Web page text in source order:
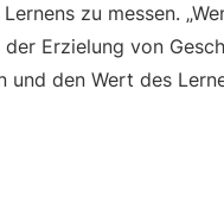
zu messen.
Erzielung von
und den Wert des